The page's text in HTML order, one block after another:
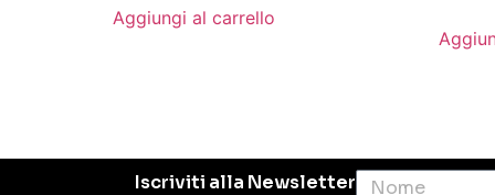
Aggiungi al carrello
Iscriviti alla Newsletter